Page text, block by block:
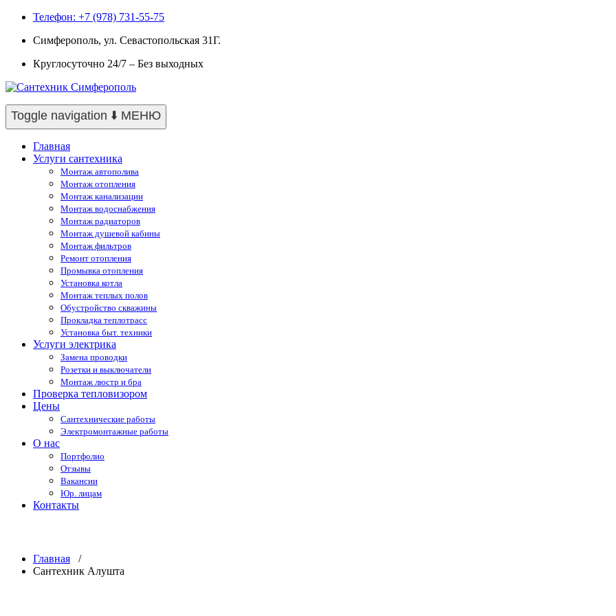
Телефон: +7 (978) 731-55-75
Симферополь, ул. Севастопольская 31Г.
Круглосуточно 24/7 – Без выходных
Toggle navigation ⬇️ МЕНЮ
Главная
Услуги сантехника
Монтаж автополива
Монтаж отопления
Монтаж канализации
Монтаж водоснабжения
Монтаж радиаторов
Монтаж душевой кабины
Монтаж фильтров
Ремонт отопления
Промывка отопления
Установка котла
Монтаж теплых полов
Обустройство скважины
Прокладка теплотрасс
Установка быт. техники
Услуги электрика
Замена проводки
Розетки и выключатели
Монтаж люстр и бра
Проверка тепловизором
Цены
Сантехнические работы
Электромонтажные работы
О нас
Портфолио
Отзывы
Вакансии
Юр. лицам
Контакты
Главная /
Сантехник Алушта